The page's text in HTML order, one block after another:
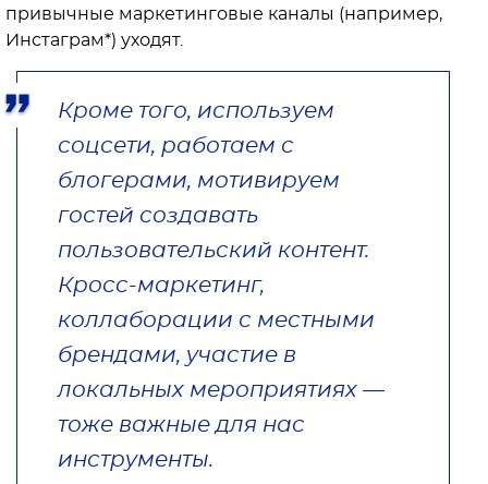
привычные маркетинговые каналы (например,
Инстаграм*) уходят.
Кроме того, используем
соцсети, работаем с
блогерами, мотивируем
гостей создавать
пользовательский контент.
Кросс-маркетинг,
коллаборации с местными
брендами, участие в
локальных мероприятиях —
тоже важные для нас
инструменты.